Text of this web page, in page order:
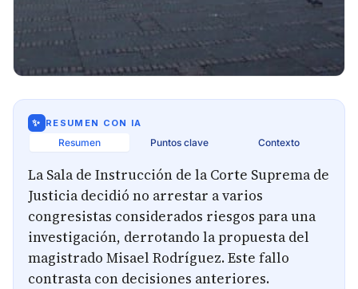
✨ RESUMEN CON IA
Resumen Puntos clave Contexto
La Sala de Instrucción de la Corte Suprema de
Justicia decidió no arrestar a varios
congresistas considerados riesgos para una
investigación, derrotando la propuesta del
magistrado Misael Rodríguez. Este fallo
contrasta con decisiones anteriores.